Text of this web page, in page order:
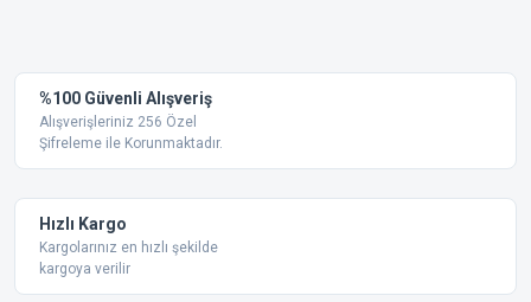
Ürün resmi kalitesiz, bozuk veya görüntülenemiyor.
Ürün açıklamasında eksik bilgiler bulunuyor.
Bu ürüne benzer farklı alternatifler olmalı.
%100 Güvenli Alışveriş
Alışverişleriniz 256 Özel
Şifreleme ile Korunmaktadır.
Hızlı Kargo
Kargolarınız en hızlı şekilde
kargoya verilir